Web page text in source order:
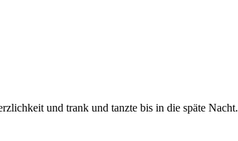
und trank und tanzte bis in die späte Nacht.